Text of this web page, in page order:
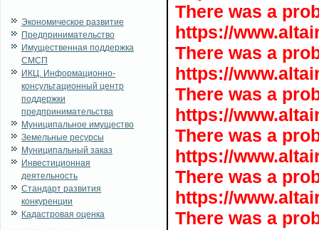
Экономическое развитие
Предпринимательство
Имущественная поддержка
СМСП
ИКЦ. Информационно-
консультационный центр
поддержки
предпринимательства
Муниципальное имущество
Земельные ресурсы
Муниципальный заказ
Инвестиционная
деятельность
Стандарт развития
конкуренции
Кадастровая оценка
There was a
https://
There was a
https://
There was a
https://
There was a
https://
There was a
https://
There was a